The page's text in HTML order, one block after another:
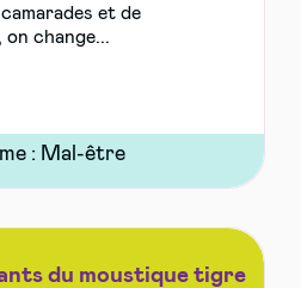
et de
change...
du moustique tigre